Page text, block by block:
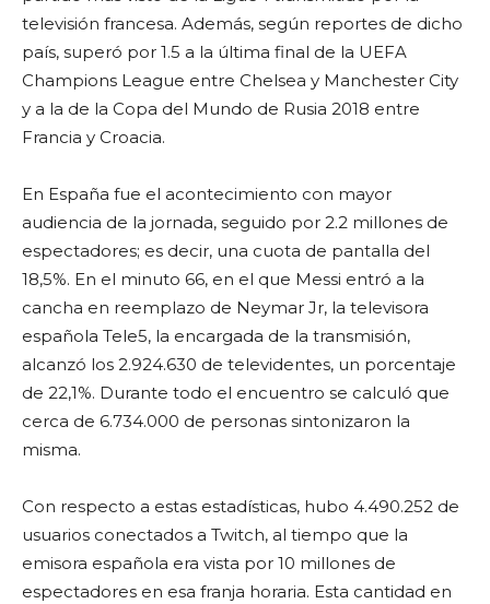
televisión francesa. Además, según reportes de dicho
país, superó por 1.5 a la última final de la UEFA
Champions League entre Chelsea y Manchester City
y a la de la Copa del Mundo de Rusia 2018 entre
Francia y Croacia.
En España fue el acontecimiento con mayor
audiencia de la jornada, seguido por 2.2 millones de
espectadores; es decir, una cuota de pantalla del
18,5%. En el minuto 66, en el que Messi entró a la
cancha en reemplazo de Neymar Jr, la televisora
española Tele5, la encargada de la transmisión,
alcanzó los 2.924.630 de televidentes, un porcentaje
de 22,1%. Durante todo el encuentro se calculó que
cerca de 6.734.000 de personas sintonizaron la
misma.
Con respecto a estas estadísticas, hubo 4.490.252 de
usuarios conectados a Twitch, al tiempo que la
emisora española era vista por 10 millones de
espectadores en esa franja horaria. Esta cantidad en